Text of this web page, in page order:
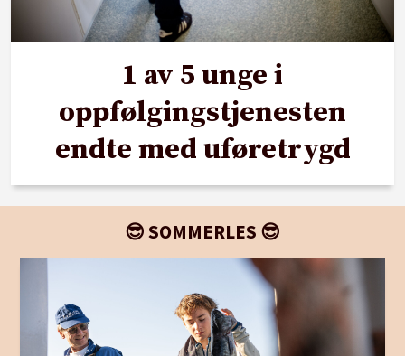
1 av 5 unge i
oppfølgingstjenesten
endte med uføretrygd
😎 SOMMERLES 😎